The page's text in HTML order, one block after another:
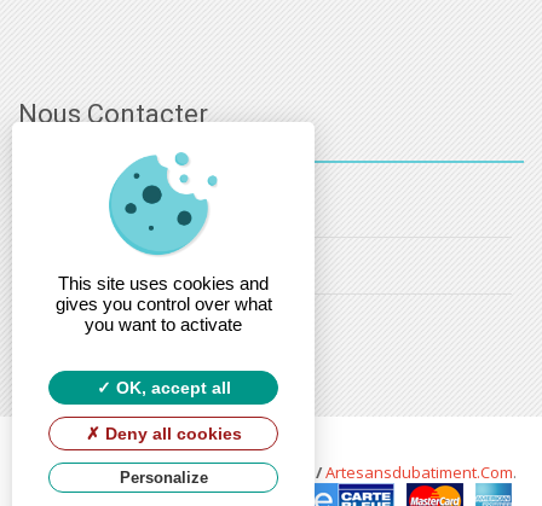
Nous Contacter
03 - 88 - 32 - 86 - 52
christophe.maring@estsanitaire.fr
Copyright © 2026 Est Sanitaire bySoft13 /Artesansdubatiment.com.
This site uses cookies and
gives you control over what
you want to activate
OK, accept all
Deny all cookies
Personalize